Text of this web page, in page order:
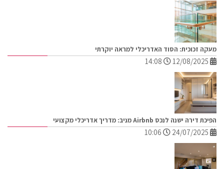
מעקה זכוכית: הסוד האדריכלי למראה יוקרתי
הפיכת דירה ישנה לנכס Airbnb מניב: מדריך אדריכלי מקצועי